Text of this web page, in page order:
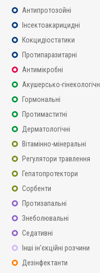
Антипротозойні
Інсектоакарицидні
Кокцидіостатики
Протипаразитарні
Антимікробні
Акушерсько-
Гормональні
Протимаститні
Дерматологічні
Вітамінно-мінеральні
Регулятори травлення
Гепатопротектори
Сорбенти
Протизапальні
Знеболювальні
Седативні
Інші ін’єкційні розчини
Дезінфектанти